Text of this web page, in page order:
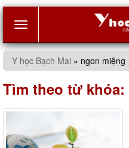
navigation
Y học Bạch Mai » ngon miệng
Tìm theo từ khóa: